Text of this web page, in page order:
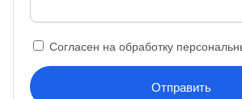
Согласен на обработку
Отправить